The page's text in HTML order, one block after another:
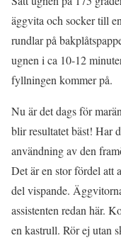
äggvita och socker till
rundlar på
ugnen i ca 10-12
fyllningen kommer på.
Nu är det dags för
blir resultatet bäst! Har
användning av den
Det är en stor fördel att
del vispande.
assistenten redan här.
en kastrull. Rör ej utan